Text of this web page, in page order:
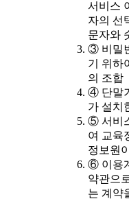
서비스
자의 선
문자와
③ 비밀
기 위하
의 조합
④ 단말
가 설치
⑤ 서비
여 교육
정보원
⑥ 이용
약관으
는 계약